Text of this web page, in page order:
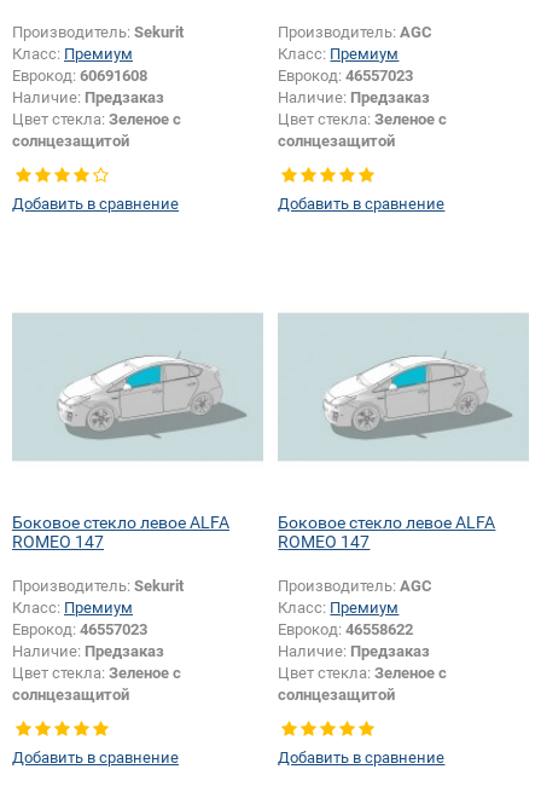
Производитель: Sekurit
Класс: Премиум
Еврокод: 60691608
Наличие: Предзаказ
Цвет стекла: Зеленое с
солнцезащитой
Тип кузова: Хетчбек
Тип стекла:Заднее стекло
Добавить в сравнение
Производитель:AGC
Класс: Премиум
Еврокод:46557023
Наличие: Предзаказ
Цвет стекла:Зеленое с
солнцезащитой
Тип кузова:Хетчбек
Тип стекла:Боковое стекло левое
Добавить в сравнение
Боковое стекло левое ALFA
ROMEO 147
Производитель: Sekurit
Класс: Премиум
Еврокод: 46557023
Наличие: Предзаказ
Цвет стекла: Зеленое с
солнцезащитой
Тип стекла:Боковое стекло левое
Добавить в сравнение
Боковое стекло левое ALFA
ROMEO 147
Производитель:AGC
Класс: Премиум
Еврокод:46558622
Наличие: Предзаказ
Цвет стекла:Зеленое с
солнцезащитой
Тип стекла:Боковое стекло левое
Добавить в сравнение